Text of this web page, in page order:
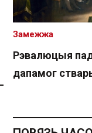
Рэвалюцыя
дапамог
Замежжа